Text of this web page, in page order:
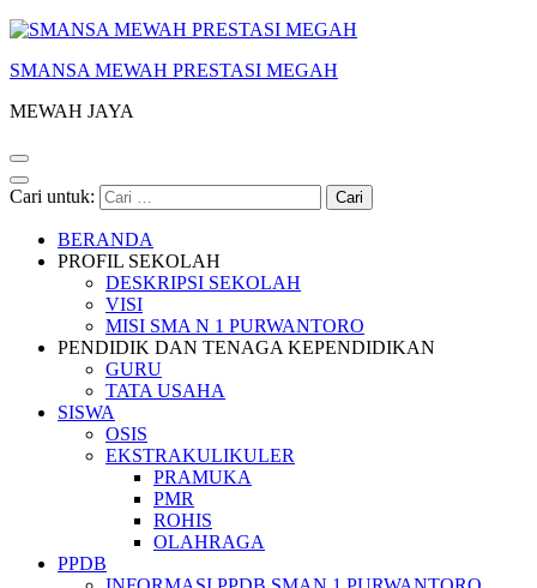
SMANSA MEWAH PRESTASI MEGAH
MEWAH JAYA
Cari untuk:
BERANDA
PROFIL SEKOLAH
DESKRIPSI SEKOLAH
VISI
MISI SMA N 1 PURWANTORO
PENDIDIK DAN TENAGA KEPENDIDIKAN
GURU
TATA USAHA
SISWA
OSIS
EKSTRAKULIKULER
PRAMUKA
PMR
ROHIS
OLAHRAGA
PPDB